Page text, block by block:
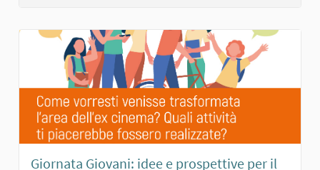
Giornata Giovani: idee e prospettive per il